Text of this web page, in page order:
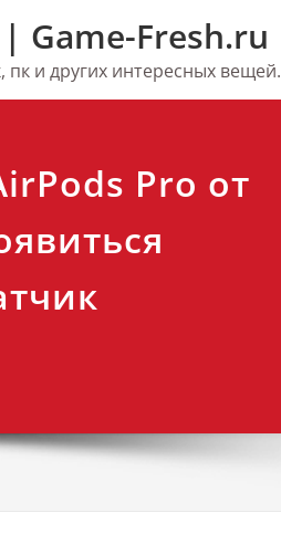
Game-Fresh.ru
пк и других интересных вещей.
Pro от